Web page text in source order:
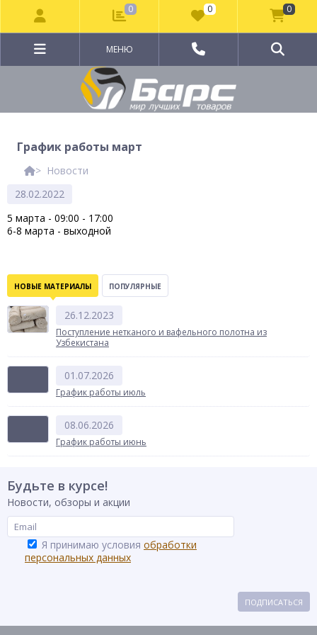
МЕНЮ
График работы март
Новости
28.02.2022
5 марта - 09:00 - 17:00
6-8 марта - выходной
НОВЫЕ МАТЕРИАЛЫ ПОПУЛЯРНЫЕ
26.12.2023
Поступление нетканого и вафельного полотна из
Узбекистана
01.07.2026
График работы июль
08.06.2026
График работы июнь
Будьте в курсе!
Новости, обзоры и акции
Я принимаю условия обработки
персональных данных
ПОДПИСАТЬСЯ
0 0 0